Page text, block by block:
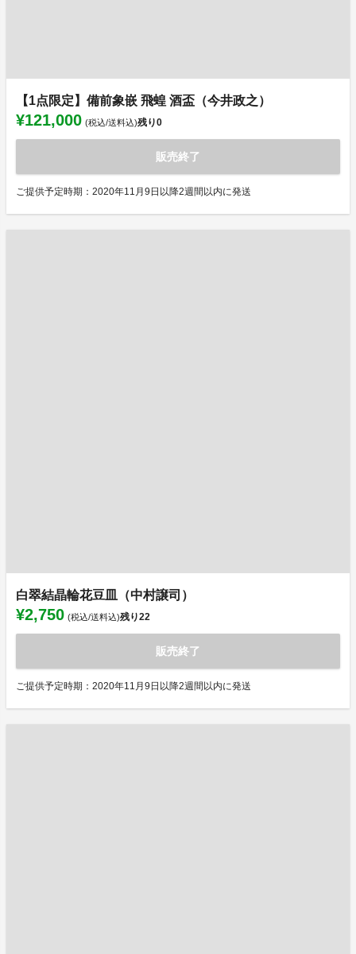
【1点限定】備前象嵌 飛蝗 酒盃（今井政之）
¥121,000 (税込/送料込)残り0
販売終了
ご提供予定時期：2020年11月9日以降2週間以内に発送
白翠結晶輪花豆皿（中村譲司）
¥2,750 (税込/送料込)残り22
販売終了
ご提供予定時期：2020年11月9日以降2週間以内に発送